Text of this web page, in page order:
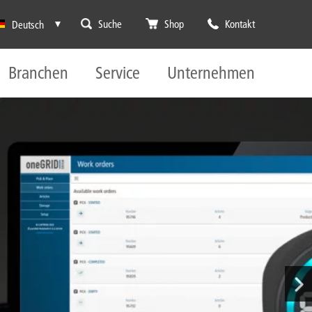
Deutsch Suche Shop Kontakt
Branchen Service Unternehmen